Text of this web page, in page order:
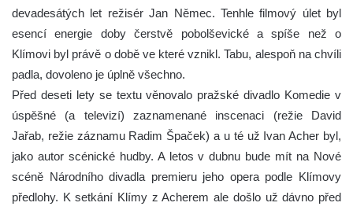
devadesátých let režisér Jan Němec. Tenhle filmový úlet byl
esencí energie doby čerstvě pobolševické a spíše než o
Klímovi byl právě o době ve které vznikl. Tabu, alespoň na chvíli
padla, dovoleno je úplně všechno.
Před deseti lety se textu věnovalo pražské divadlo Komedie v
úspěšné (a televizí) zaznamenané inscenaci (režie David
Jařab, režie záznamu Radim Špaček) a u té už Ivan Acher byl,
jako autor scénické hudby. A letos v dubnu bude mít na Nové
scéně Národního divadla premieru jeho opera podle Klímovy
předlohy. K setkání Klímy z Acherem ale došlo už dávno před